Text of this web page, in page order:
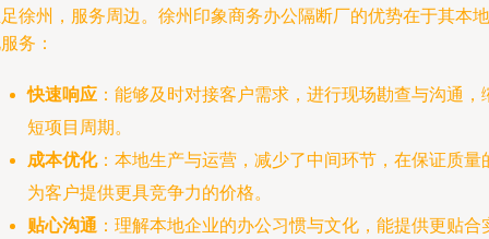
徐州，服务周边。徐州印象商务办公隔断厂的优势在于其本地
务：
快速响应 ：能够及时对接客户需求，进行现场勘查与沟通，
短项目周期。
成本优化：本地生产与运营，减少了中间环节，在保证质量
为客户提供更具竞争力的价格。
贴心沟通 ：理解本地企业的办公习惯与文化，能提供更贴合